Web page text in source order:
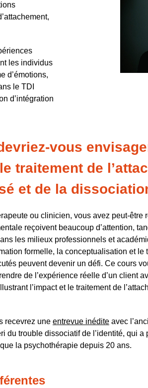
les individus
d’émotions,
le TDI
d’intégration
recevrez une entrevue inédite avec
du trouble dissociatif de l’identité, qui a
la psychothérapie depuis 20 ans.
ou clinicien, vous avez peut-être
reçoivent beaucoup d’attention,
les milieux professionnels et
formelle, la conceptualisation et le
peuvent devenir un défi. Ce cours
de l’expérience réelle d’un client
l’impact et le traitement de
vous
traitement de
et de la